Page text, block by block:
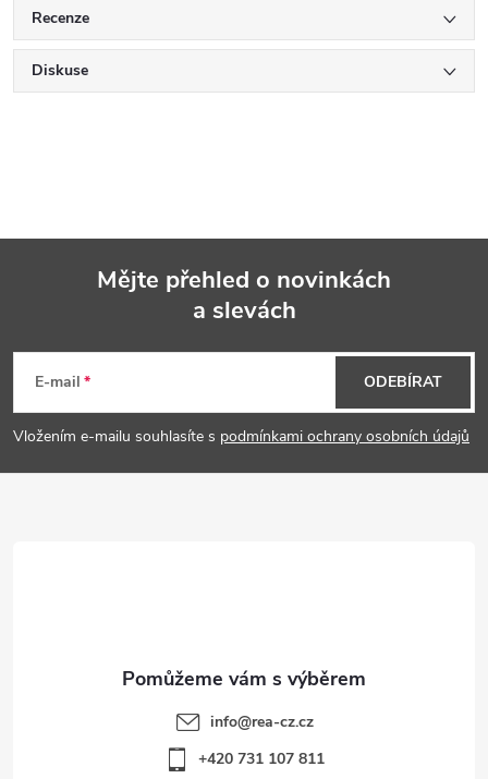
Recenze
Diskuse
p
a
Mějte přehled o novinkách
a slevách
E-mail
Vložením e-mailu souhlasíte s podmínkami ochrany osobních údajů
ODEBÍRAT
info@rea-cz.cz
+420 731 107 811